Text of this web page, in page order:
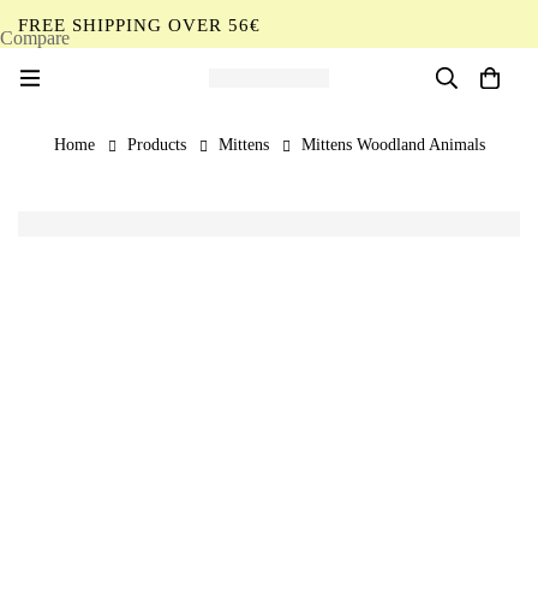
FREE SHIPPING OVER 56€
Home Products Mittens Mittens Woodland Animals
Compare